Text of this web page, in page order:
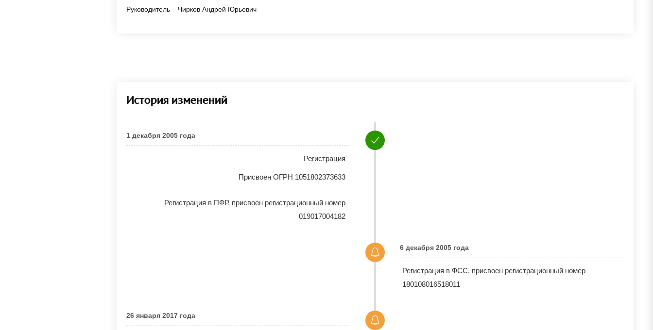
Руководитель – Чирков Андрей Юрьевич
История изменений
1 декабря 2005 года
Регистрация
Присвоен ОГРН 1051802373633
Регистрация в ПФР, присвоен регистрационный номер
019017004182
6 декабря 2005 года
Регистрация в ФСС, присвоен регистрационный номер
180108016518011
26 января 2017 года